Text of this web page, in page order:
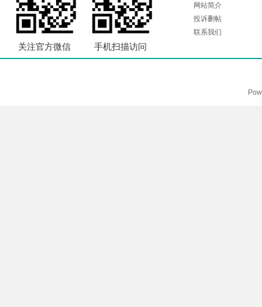
关注官方微信 手机扫描访问
网站简介
投诉删帖
联系我们